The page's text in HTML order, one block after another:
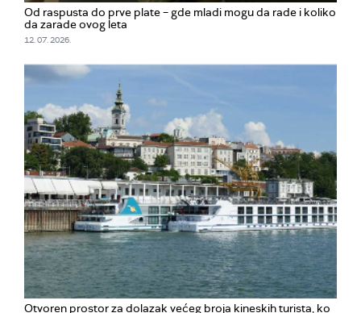
Od raspusta do prve plate – gde mladi mogu da rade i koliko
da zarade ovog leta
12. 07. 2026.
Otvoren prostor za dolazak većeg broja kineskih turista, ko